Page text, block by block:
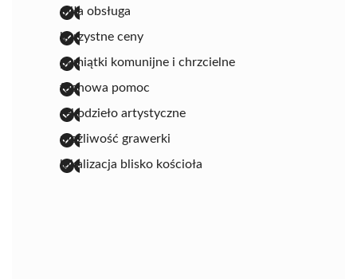
miła obsługa
korzystne ceny
pamiątki komunijne i chrzcielne
fachowa pomoc
rękodzieło artystyczne
możliwość grawerki
lokalizacja blisko kościoła